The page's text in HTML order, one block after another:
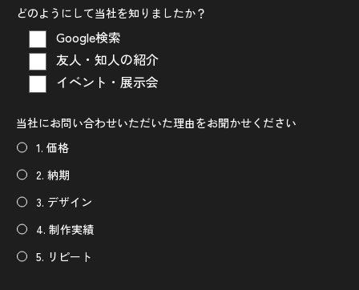
どのようにして当社を知りましたか？
Google検索
友人・知人の紹介
イベント・展示会
当社にお問い合わせいただいた理由をお聞かせください
1. 価格
2. 納期
3. デザイン
4. 制作実績
5. リピート